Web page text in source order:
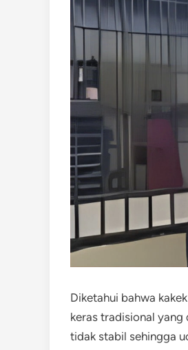
Diketahui bahwa
keras tradisional yang
tidak stabil sehingga